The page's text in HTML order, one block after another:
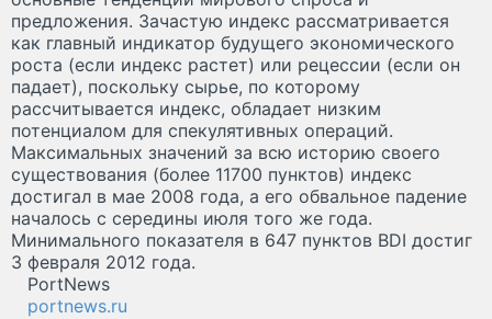
предложения. Зачастую индекс рассматривается
как главный индикатор будущего экономического
роста (если индекс растет) или рецессии (если он
падает), поскольку сырье, по которому
рассчитывается индекс, обладает низким
потенциалом для спекулятивных операций.
Максимальных значений за всю историю своего
существования (более 11700 пунктов) индекс
достигал в мае 2008 года, а его обвальное падение
началось с середины июля того же года.
Минимального показателя в 647 пунктов BDI достиг
3 февраля 2012 года.
PortNews
portnews.ru